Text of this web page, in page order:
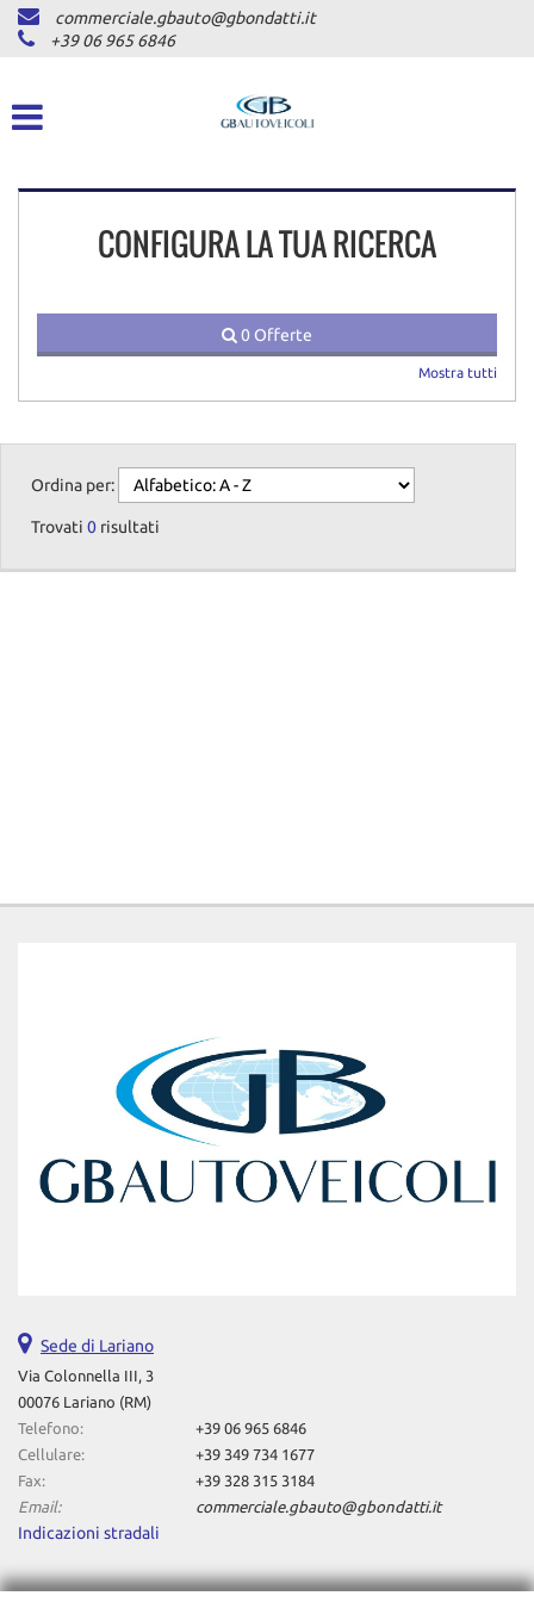
HOME
CHI SIAMO
AUTOVETTURE
DICONO DI NOI
NEWS
commerciale.gbauto@gbondatti.it
+39 06 965 6846
CONFIGURA LA TUA RICERCA
0 Offerte
Mostra tutti
Ordina per:
Trovati 0 risultati
Sede di Lariano
Via Colonnella III, 3
00076 Lariano (RM)
Telefono:
+39 06 965 6846
Cellulare:
+39 349 734 1677
Fax:
+39 328 315 3184
Email:
commerciale.gbauto@gbondatti.it
Indicazioni stradali